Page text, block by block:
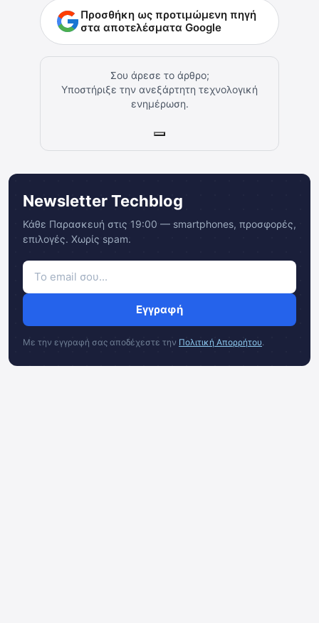
Προσθήκη ως προτιμώμενη πηγή
στα αποτελέσματα Google
Σου άρεσε το άρθρο;
Υποστήριξε την ανεξάρτητη τεχνολογική
ενημέρωση.
Newsletter Techblog
Κάθε Παρασκευή στις 19:00 — smartphones, προσφορές,
επιλογές. Χωρίς spam.
Εγγραφή
Με την εγγραφή σας αποδέχεστε την Πολιτική Απορρήτου.